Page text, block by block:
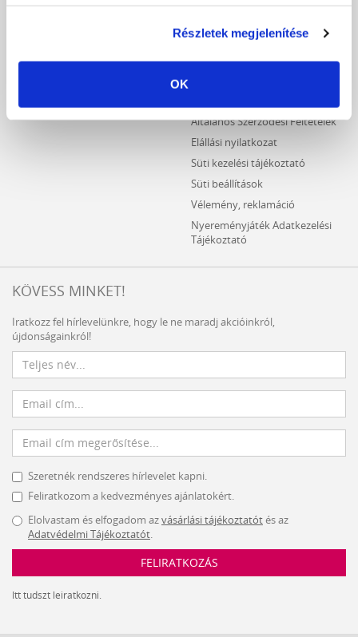
Részletek megjelenítése
OK
Vásárlói információk
Fizetési információk
Általános Szerződési Feltételek
Elállási nyilatkozat
Süti kezelési tájékoztató
Süti beállítások
Vélemény, reklamáció
Nyereményjáték Adatkezelési
Tájékoztató
KÖVESS MINKET!
Iratkozz fel hírlevelünkre, hogy le ne maradj akcióinkról,
újdonságainkról!
Szeretnék rendszeres hírlevelet kapni.
Feliratkozom a kedvezményes ajánlatokért.
Elolvastam és elfogadom azvásárlási tájékoztatótés az
Adatvédelmi Tájékoztatót.
FELIRATKOZÁS
Itt tudszt leiratkozni.